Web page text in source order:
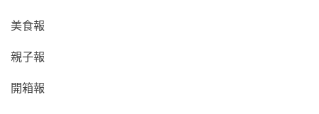
美食報
親子報
開箱報